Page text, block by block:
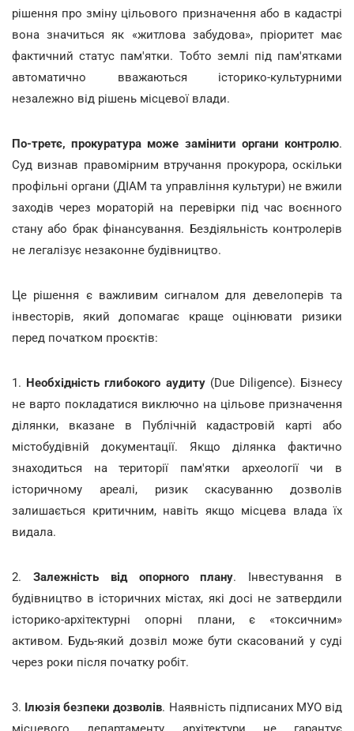
рішення про зміну цільового призначення або в кадастрі
вона значиться як «житлова забудова», пріоритет має
фактичний статус пам'ятки. Тобто землі під пам'ятками
автоматично вважаються історико-культурними
незалежно від рішень місцевої влади.
По-третє, прокуратура може замінити органи контролю.
Суд визнав правомірним втручання прокурора, оскільки
профільні органи (ДІАМ та управління культури) не вжили
заходів через мораторій на перевірки під час воєнного
стану або брак фінансування. Бездіяльність контролерів
не легалізує незаконне будівництво.
Це рішення є важливим сигналом для девелоперів та
інвесторів, який допомагає краще оцінювати ризики
перед початком проєктів:
1. Необхідність глибокого аудиту (Due Diligence). Бізнесу
не варто покладатися виключно на цільове призначення
ділянки, вказане в Публічній кадастровій карті або
містобудівній документації. Якщо ділянка фактично
знаходиться на території пам'ятки археології чи в
історичному ареалі, ризик скасуванню дозволів
залишається критичним, навіть якщо місцева влада їх
видала.
2. Залежність від опорного плану. Інвестування в
будівництво в історичних містах, які досі не затвердили
історико-архітектурні опорні плани, є «токсичним»
активом. Будь-який дозвіл може бути скасований у суді
через роки після початку робіт.
3. Ілюзія безпеки дозволів. Наявність підписаних МУО від